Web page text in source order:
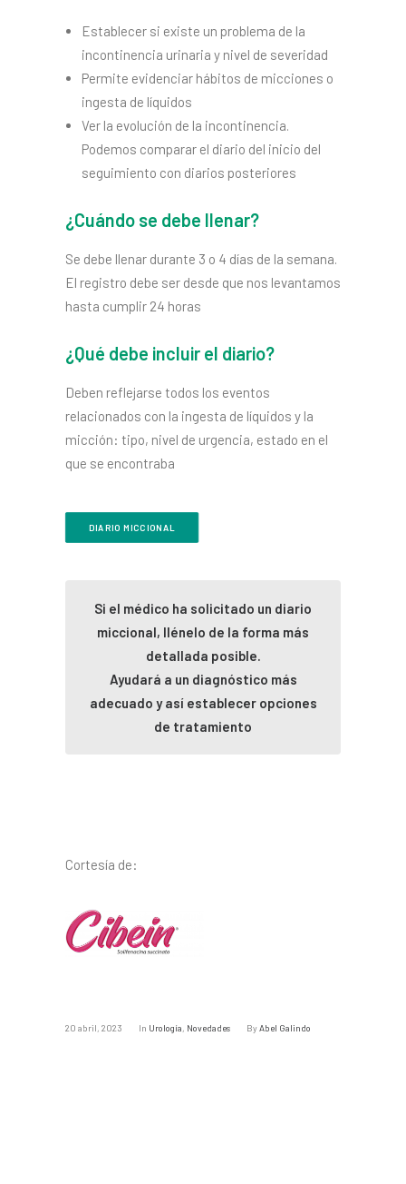
Establecer si existe un problema de la
incontinencia urinaria y nivel de severidad
Permite evidenciar hábitos de micciones o
ingesta de líquidos
Ver la evolución de la incontinencia.
Podemos comparar el diario del inicio del
seguimiento con diarios posteriores
¿Cuándo se debe llenar?
Se debe llenar durante 3 o 4 días de la semana.
El registro debe ser desde que nos levantamos
hasta cumplir 24 horas
¿Qué debe incluir el diario?
Deben reflejarse todos los eventos
relacionados con la ingesta de líquidos y la
micción: tipo, nivel de urgencia, estado en el
que se encontraba
DIARIO MICCIONAL
Si el médico ha solicitado un diario
miccional, llénelo de la forma más
detallada posible.
Ayudará a un diagnóstico más
adecuado y así establecer opciones
de tratamiento
Cortesía de:
20 abril, 2023 In Urología, Novedades ByAbel Galindo